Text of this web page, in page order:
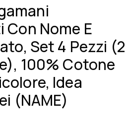
Nome E
Set 4 Pezzi (2
100% Cotone
Idea
(NAME)